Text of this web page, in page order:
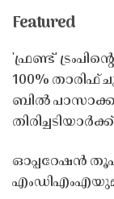
Featured
'ഫ്രണ്ട്'
100%
ബിൽ
ഓപ്പറേഷൻ